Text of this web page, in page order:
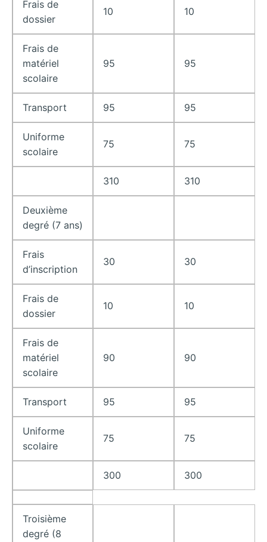
Frais de
dossier
10 10
Frais de
matériel
scolaire
95 95
Transport 95 95
Uniforme
scolaire
75 75
310 310
Deuxième
degré (7 ans)
Frais
d’inscription
30 30
Frais de
dossier
10 10
Frais de
matériel
scolaire
90 90
Transport 95 95
Uniforme
scolaire
75 75
300 300
Troisième
degré (8